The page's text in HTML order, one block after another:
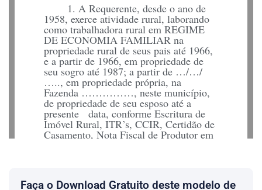
1. A Requerente, desde o ano de
1958, exerce atividade rural, laborando
como trabalhadora rural em REGIME
DE ECONOMIA FAMILIAR na
propriedade rural de seus pais até 1966,
e a partir de 1966, em propriedade de
seu sogro até 1987; a partir de …/…/
….., em propriedade própria, na
Fazenda ……………, neste município,
de propriedade de seu esposo até a
presente data, conforme Escritura de
Imóvel Rural, ITR’s, CCIR, Certidão de
Casamento, Nota Fiscal de Produtor em
terras da região para se auto sustentar, e
Faça o Download Gratuito deste modelo de